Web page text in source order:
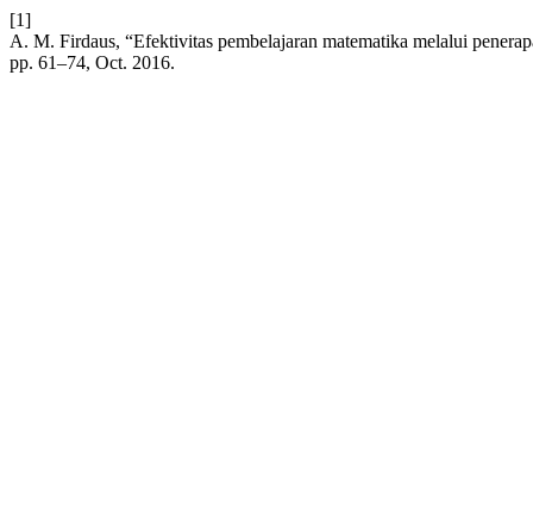
[1]
A. M. Firdaus, “Efektivitas pembelajaran matematika melalui
pp. 61–74, Oct. 2016.